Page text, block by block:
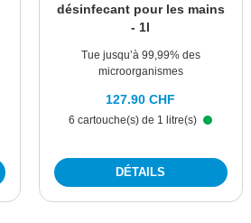
désinfecant pour les mains
- 1l
Tue jusqu’à 99,99% des
microorganismes
6 cartouche(s) de 1 litre(s)
127.90 CHF
DÉTAILS